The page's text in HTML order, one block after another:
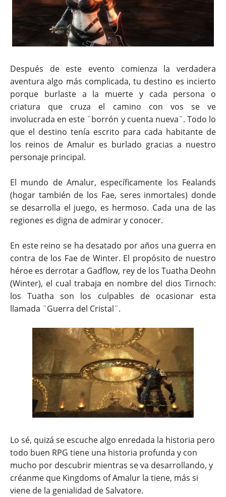
Después de este evento comienza la verdadera
aventura algo más complicada, tu destino es incierto
porque burlaste a la muerte y cada persona o
criatura que cruza el camino con vos se ve
involucrada en este ¨borrón y cuenta nueva¨. Todo lo
que el destino tenía escrito para cada habitante de
los reinos de Amalur es burlado gracias a nuestro
personaje principal.
El mundo de Amalur, específicamente los Fealands
(hogar también de los Fae, seres inmortales) donde
se desarrolla el juego, es hermoso. Cada una de las
regiones es digna de admirar y conocer.
En este reino se ha desatado por años una guerra en
contra de los Fae de Winter. El propósito de nuestro
héroe es derrotar a Gadflow, rey de los Tuatha Deohn
(Winter), el cual trabaja en nombre del dios Tirnoch:
los Tuatha son los culpables de ocasionar esta
llamada ¨Guerra del Cristal¨.
Lo sé, quizá se escuche algo enredada la historia pero
todo buen RPG tiene una historia profunda y con
mucho por descubrir mientras se va desarrollando, y
créanme que Kingdoms of Amalur la tiene, más si
viene de la genialidad de Salvatore.